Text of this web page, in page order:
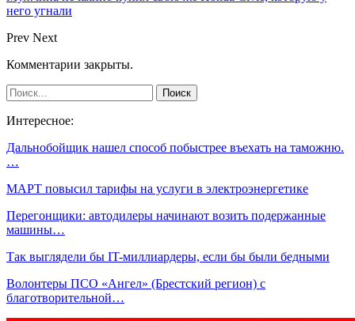
него угнали
Prev Next
Комментарии закрыты.
Интересное:
Дальнобойщик нашел способ побыстрее въехать на таможню.
…
МАРТ повысил тарифы на услуги в электроэнергетике
Перегонщики: автодилеры начинают возить подержанные
машины…
Так выглядели бы IT-миллиардеры, если бы были бедными
Волонтеры ПСО «Ангел» (Брестский регион) с
благотворительной…